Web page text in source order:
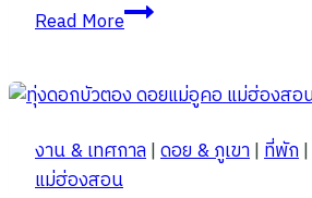
Read More10
ที่
เชียงใหม่
ตัว
งาน & เทศกาล|ดอย & ภูเขา|ที่พัก|
แม่ฮ่องสอน